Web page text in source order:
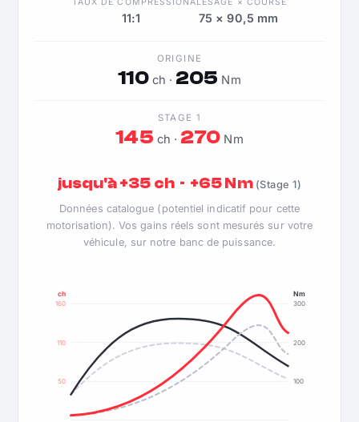
11:1 75 × 90,5 mm
ORIGINE
110ch · 205 Nm
STAGE 1
145 ch · 270 Nm
jusqu'à +35 ch · +65 Nm (Stage 1)
Données catalogue (potentiel indicatif pour cette
motorisation). Vos gains réels sont mesurés sur votre
véhicule, sur notre banc de puissance.
50
110
160
100
200
300
ch Nm